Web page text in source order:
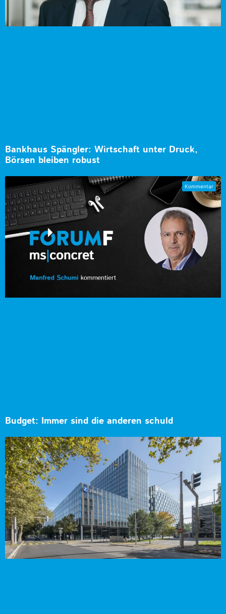
Bankhaus Spängler: Wirtschaft unter Druck,
Börsen bleiben robust
Budget: Immer sind die anderen schuld